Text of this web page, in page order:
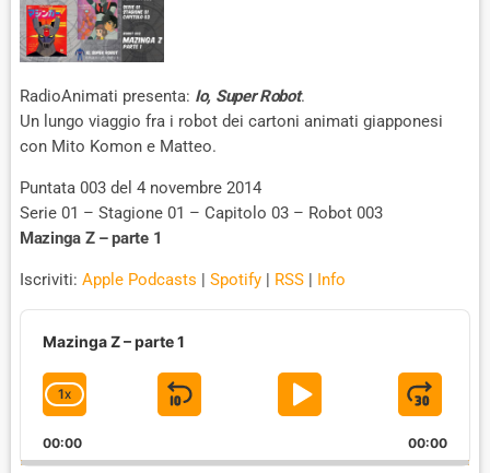
RadioAnimati presenta: Io, Super Robot.
Un lungo viaggio fra i robot dei cartoni animati giapponesi
con Mito Komon e Matteo.
Puntata 003 del 4 novembre 2014
Serie 01 – Stagione 01 – Capitolo 03 – Robot 003
Mazinga Z – parte 1
Iscriviti: Apple Podcasts | Spotify | RSS | Info
A
a
Mazinga Z – parte 1
C
A
1X
S
P
J
U
00:00 00:00